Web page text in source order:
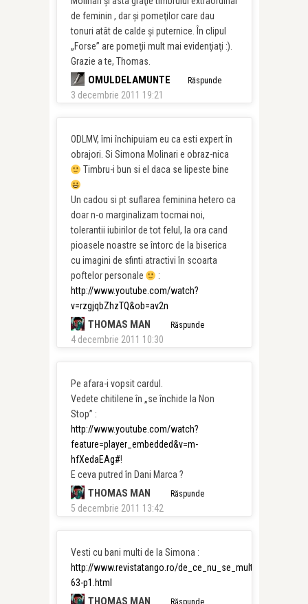
de feminin , dar şi pomeţilor care dau
tonuri atât de calde şi puternice. În clipul
„Forse” are pomeţii mult mai evidenţiaţi :).
Grazie a te, Thomas.
OMULDELAMUNTE
3 decembrie 2011 19:21
Răspunde
ODLMV, îmi închipuiam eu ca esti expert în
obrajori. Si Simona Molinari e obraz-nica
Timbru-i bun si el daca se lipeste bine
Un cadou si pt suflarea feminina hetero ca
doar n-o marginalizam tocmai noi,
tolerantii iubirilor de tot felul, la ora cand
pioasele noastre se întorc de la biserica
cu imagini de sfinti atractivi în scoarta
poftelor personale
:
http://www.youtube.com/watch?
v=rzgjqbZhzTQ&ob=av2n
THOMAS MAN
4 decembrie 2011 10:30
Răspunde
Pe afara-i vopsit cardul.
Vedete chitilene în „se închide la Non
Stop” :
http://www.youtube.com/watch?
feature=player_embedded&v=m-
hfXedaEAg#!
E ceva putred în Dani Marca ?
THOMAS MAN
5 decembrie 2011 13:42
Răspunde
Vesti cu bani multi de la Simona :
http://www.revistatango.ro/
63-p1.html